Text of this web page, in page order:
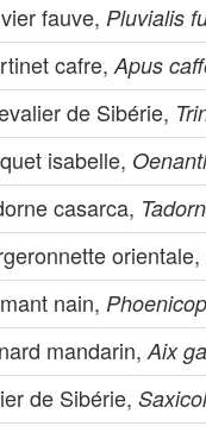
fauve, Pluvialis
cafre,Apus
de Sibérie,
isabelle,
casarca,
orientale,
nain,
mandarin,Aix
de Sibérie,